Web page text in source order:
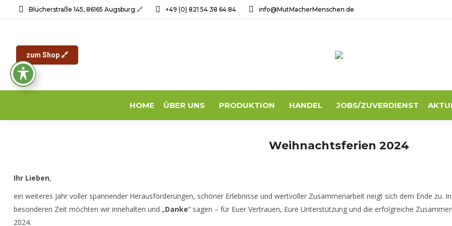
Blücherstraße 145, 86165 Augsburg 🔗 +49 (0) 821 54 38 64 84 info@MutMacherMenschen.de
zum Shop 🔗
HOME ÜBER UNS PRODUKTION HANDEL JOBS/ZUVERDIENST
Weihnachtsferien 2024
Ihr Lieben,
ein weiteres Jahr voller spannender Herausforderungen, schöner Erlebnisse und wertvoller Zusammenarbeit neigt sich dem Ende zu.
besonderen Zeit möchten wir innehalten und „Danke“ sagen – für Euer Vertrauen, Eure Unterstützung und die erfolgreiche
2024.